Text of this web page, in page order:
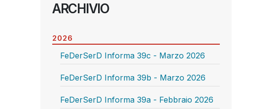
ARCHIVIO
2026
FeDerSerD Informa 39c - Marzo 2026
FeDerSerD Informa 39b - Marzo 2026
FeDerSerD Informa 39a - Febbraio 2026